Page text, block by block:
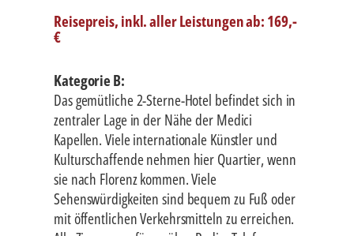
Reisepreis, inkl. aller Leistungen ab: 169,-
€
Kategorie B:
Das gemütliche 2-Sterne-Hotel befindet sich in
zentraler Lage in der Nähe der Medici
Kapellen. Viele internationale Künstler und
Kulturschaffende nehmen hier Quartier, wenn
sie nach Florenz kommen. Viele
Sehenswürdigkeiten sind bequem zu Fuß oder
mit öffentlichen Verkehrsmitteln zu erreichen.